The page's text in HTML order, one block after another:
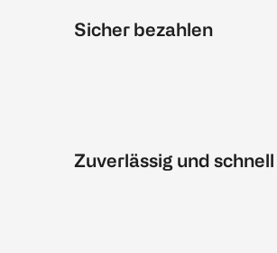
Sicher bezahlen
Zuverlässig und